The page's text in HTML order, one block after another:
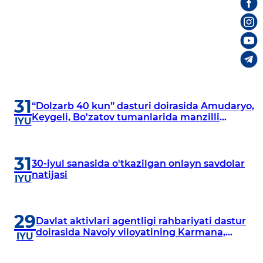
31
IYU
“Dolzarb 40 kun” dasturi doirasida Amudaryo,
Keygeli, Bo'zatov tumanlarida manzilli
31
IYU
30-iyul sanasida o'tkazilgan onlayn savdolar
natijasi
29
IYU
Davlat aktivlari agentligi rahbariyati dastur
doirasida Navoiy viloyatining Karmana,